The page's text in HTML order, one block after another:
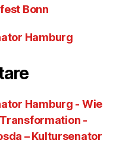
Bonn
Hamburg
Hamburg - Wie
-
– Kultursenator